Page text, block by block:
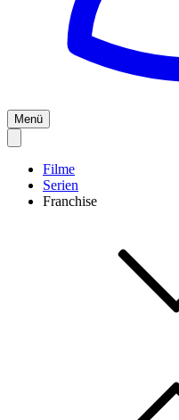
Menü
Filme
Serien
Franchise